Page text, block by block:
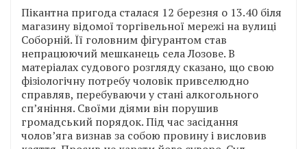
Пікантна пригода сталася 12 березня о 13.40 біля
магазину відомої торгівельної мережі на вулиці
Соборній. Її головним фігурантом став
непрацюючий мешканець села Лозове. В
матеріалах судового розгляду сказано, що свою
фізіологічну потребу чоловік привселюдно
справляв, перебуваючи у стані алкогольного
сп’яніння. Своїми діями він порушив
громадський порядок. Під час засідання
чолов’яга визнав за собою провину і висловив